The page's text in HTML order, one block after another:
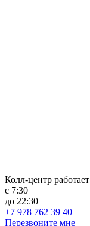
Колл-центр работает
с 7:30
до 22:30
+7 978 762 39 40
Перезвоните мне